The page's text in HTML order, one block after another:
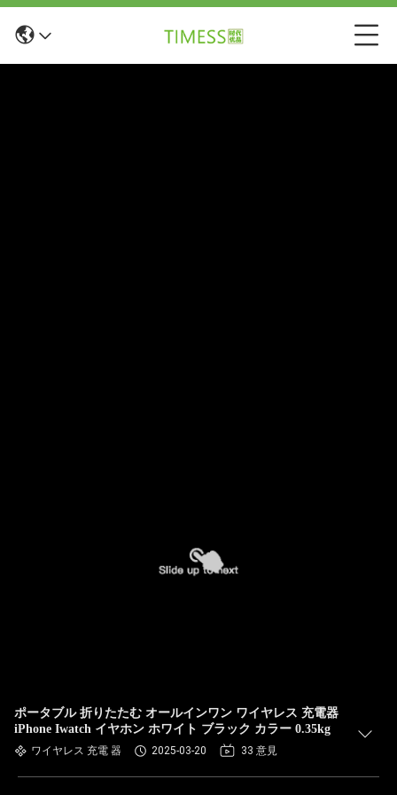
ポータブル 折りたたむ オールインワン ワイヤレス 充電器
iPhone Iwatch イヤホン ホワイト ブラック カラー 0.35kg
ワイヤレス 充電 器 2025-03-20 33 意見